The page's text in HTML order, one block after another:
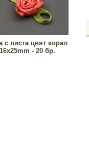
с листа цвят корал
16x25mm - 20 бр.